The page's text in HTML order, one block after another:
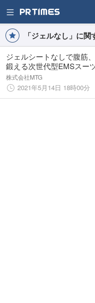
「ジェルなし」に
ジェルシートなしで腹筋
鍛える次世代型EMSスー
Powersuit Lite Abs /
発売
株式会社MTG
2021年5月14日 18時00分